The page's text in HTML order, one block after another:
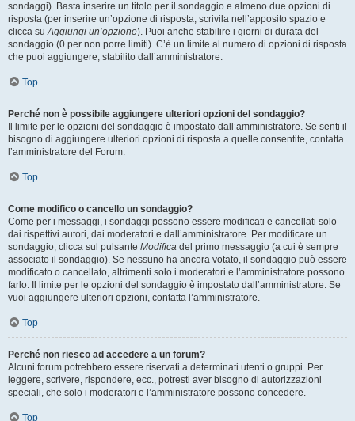
sondaggi). Basta inserire un titolo per il sondaggio e almeno due opzioni di
risposta (per inserire un’opzione di risposta, scrivila nell’apposito spazio e
clicca suAggiungi un’opzione). Puoi anche stabilire i giorni di durata del
sondaggio (0 per non porre limiti). C’è un limite al numero di opzioni di risposta
che puoi aggiungere, stabilito dall’amministratore.
Top
Perché non è possibile aggiungere ulteriori opzioni del sondaggio?
Il limite per le opzioni del sondaggio è impostato dall’amministratore. Se senti il
bisogno di aggiungere ulteriori opzioni di risposta a quelle consentite, contatta
l’amministratore del Forum.
Top
Come modifico o cancello un sondaggio?
Come per i messaggi, i sondaggi possono essere modificati e cancellati solo
dai rispettivi autori, dai moderatori e dall’amministratore. Per modificare un
sondaggio, clicca sul pulsante Modifica del primo messaggio (a cui è sempre
associato il sondaggio). Se nessuno ha ancora votato, il sondaggio può essere
modificato o cancellato, altrimenti solo i moderatori e l’amministratore possono
farlo. Il limite per le opzioni del sondaggio è impostato dall’amministratore. Se
vuoi aggiungere ulteriori opzioni, contatta l’amministratore.
Top
Perché non riesco ad accedere a un forum?
Alcuni forum potrebbero essere riservati a determinati utenti o gruppi. Per
leggere, scrivere, rispondere, ecc., potresti aver bisogno di autorizzazioni
speciali, che solo i moderatori e l’amministratore possono concedere.
Top